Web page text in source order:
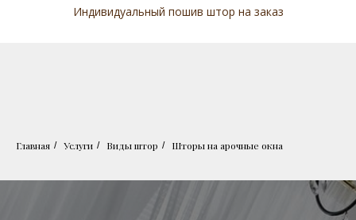
Индивидуальный пошив штор на заказ
Главная / Услуги / Виды штор / Шторы на арочные окна